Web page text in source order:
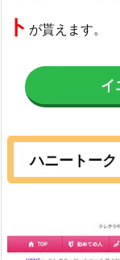
ト が貰えます。
イ
ハニートーク